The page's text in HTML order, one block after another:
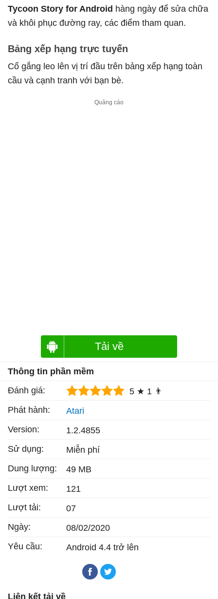
Tycoon Story for Android hàng ngày để sửa chữa
và khôi phục đường ray, các điểm tham quan.
Bảng xếp hạng trực tuyến
Cố gắng leo lên vị trí đầu trên bảng xếp hạng toàn
cầu và cạnh tranh với bạn bè.
Tải về
Thông tin phần mềm
Đánh giá:
5 ★ 1 👨
Phát hành:
Atari
Version:
1.2.4855
Sử dụng:
Miễn phí
Dung lượng:
49 MB
Lượt xem:
121
Lượt tải:
07
Ngày:
08/02/2020
Yêu cầu:
Android 4.4 trở lên
Liên kết tải về